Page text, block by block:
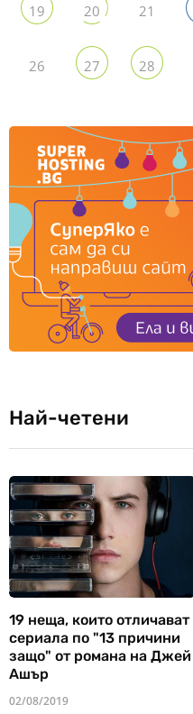
19 20 21
26 27 28
Най-четени
19 неща, които отличават
сериала по "13 причини
защо" от романа на Джей
Ашър
02/08/2019